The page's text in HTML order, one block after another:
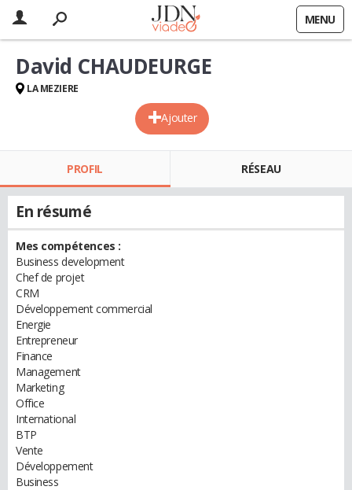
MENU
Ajouter
David CHAUDEURGE
LA MEZIERE
PROFIL RÉSEAU
En résumé
Mes compétences :
Business development
Chef de projet
CRM
Développement commercial
Energie
Entrepreneur
Finance
Management
Marketing
Office
International
BTP
Vente
Développement
Business